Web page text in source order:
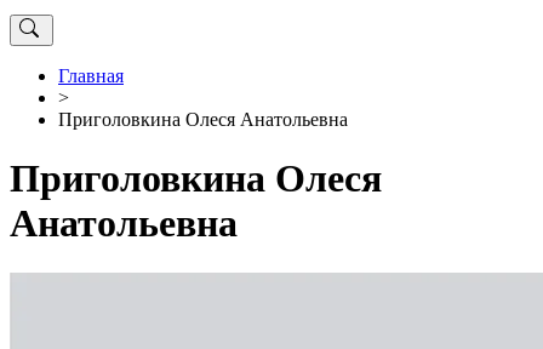
Главная
>
Приголовкина Олеся Анатольевна
Приголовкина Олеся
Анатольевна